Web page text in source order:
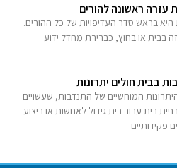
עזרה ראשונה להורים
היא בראש סדר העדיפויות של כל ההורים.
בבית או בחוץ, כברירת מחדל ידוע
בבית חולים יתרונות
המוחשיים של התנדבות, שעשויים
בית עבור בית גידול לאנושות או ביצוע
פקידותיים